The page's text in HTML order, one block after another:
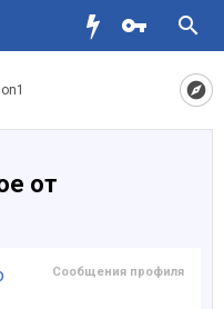
от
Сообщения профиля